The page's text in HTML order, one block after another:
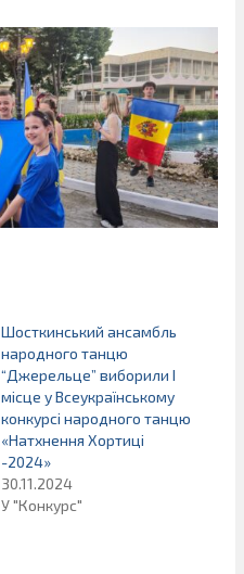
Шосткинський ансамбль
народного танцю
“Джерельце” виборили І
місце у Всеукраїнському
конкурсі народного танцю
«Натхнення Хортиці
-2024»
30.11.2024
У "Конкурс"